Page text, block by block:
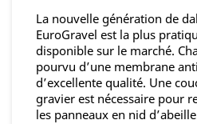
La nouvelle génération de
EuroGravel est la plus
disponible sur le marché.
pourvu d’une membrane
d’excellente qualité. Une
gravier est nécessaire pour
les panneaux en nid